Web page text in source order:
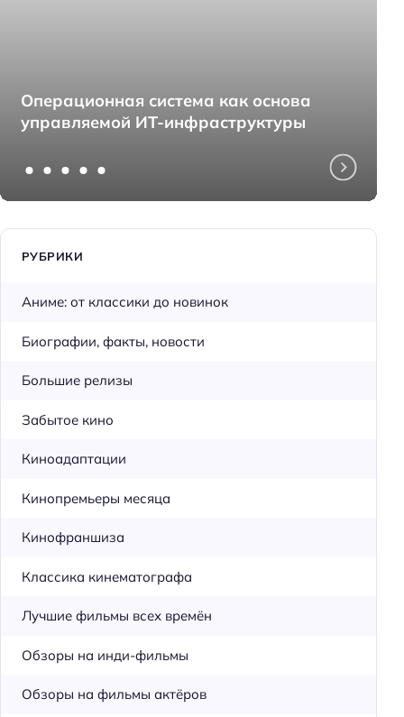
Операционная система как основа
управляемой ИТ-инфраструктуры
РУБРИКИ
Аниме: от классики до новинок
Биографии, факты, новости
Большие релизы
Забытое кино
Киноадаптации
Кинопремьеры месяца
Кинофраншиза
Классика кинематографа
Лучшие фильмы всех времён
Обзоры на инди-фильмы
Обзоры на фильмы актёров